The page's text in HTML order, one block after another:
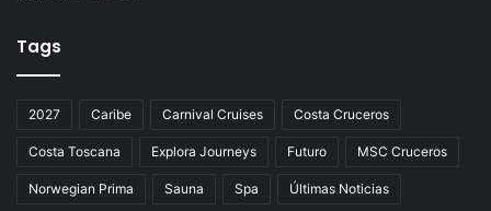
Tags
2027 Caribe Carnival Cruises Costa Cruceros
Costa Toscana Explora Journeys Futuro MSC Cruceros
Norwegian Prima Sauna Spa Últimas Noticias